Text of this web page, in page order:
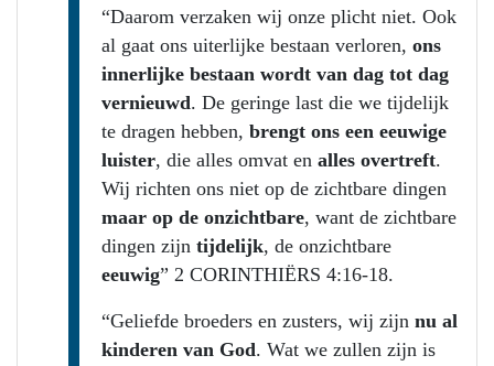
“Daarom verzaken wij onze plicht niet. Ook
al gaat ons uiterlijke bestaan verloren, ons
innerlijke bestaan wordt van dag tot dag
vernieuwd. De geringe last die we tijdelijk
te dragen hebben, brengt ons een eeuwige
luister, die alles omvat en alles overtreft.
Wij richten ons niet op de zichtbare dingen
maar op de onzichtbare, want de zichtbare
dingen zijn tijdelijk, de onzichtbare
eeuwig” 2 CORINTHIËRS 4:16-18.
“Geliefde broeders en zusters, wij zijn nu al
kinderen van God. Wat we zullen zijn is